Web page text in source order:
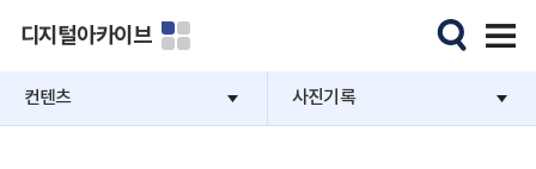
디지털아카이브
컨텐츠 사진기록